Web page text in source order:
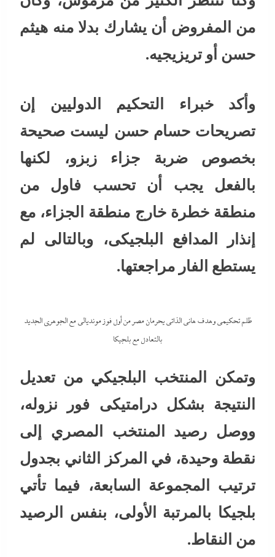
من المفروض أن يشارك بدلا منه هيثم
حسن أو تريزيجيه.
وأكد خبراء التحكيم الدوليين إن
تصريحات حسام حسن ليست صحيحة
بخصوص ضربة جزاء زبزو، لكنها
بالفعل يجب أن تحسب فاول من
منطقة خطرة خارج منطقة الجزاء، مع
إنذار المدافع البلجيكى، وبالتالى لم
يستطع الفار مراجعتها.
ظلم تحكيمى وهدف هانى الذاتى يحرمان مصر من أول فوز مونديالى مع الجوهري الجديد
بالتعادل مع بلجيكا
وتمكن المنتخب البلجيكي من تعديل
النتيجة بشكل درامتيكى فور نزوله،
ووصل رصيد المنتخب المصري إلى
نقطة وحيدة، في المركز الثاني بجدول
ترتيب المجموعة السابعة، فيما تأتي
بلجيكا بالمرتبة الأولى، بنفس الرصيد
من النقاط.